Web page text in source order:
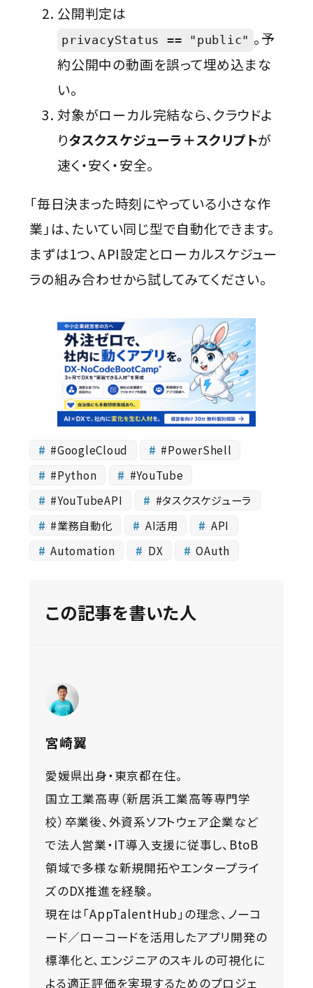
公開判定は
privacyStatus == "public" 。予
約公開中の動画を誤って埋め込まな
い。
対象がローカル完結なら、クラウドよ
りタスクスケジューラ＋スクリプトが
速く・安く・安全。
「毎日決まった時刻にやっている小さな作
業」は、たいてい同じ型で自動化できます。
まずは1つ、API設定とローカルスケジュー
ラの組み合わせから試してみてください。
#GoogleCloud
#PowerShell
#Python
#YouTube
#YouTubeAPI
#タスクスケジューラ
#業務自動化
AI活用
API
Automation
DX OAuth
この記事を書いた人
宮崎翼
愛媛県出身・東京都在住。
国立工業高専（新居浜工業高等専門学
校）卒業後、外資系ソフトウェア企業など
で法人営業・IT導入支援に従事し、BtoB
領域で多様な新規開拓やエンタープライ
ズのDX推進を経験。
現在は「AppTalentHub」の理念、ノーコ
ード／ローコードを活用したアプリ開発の
標準化と、エンジニアのスキルの可視化に
よる適正評価を実現するためのプロジェ